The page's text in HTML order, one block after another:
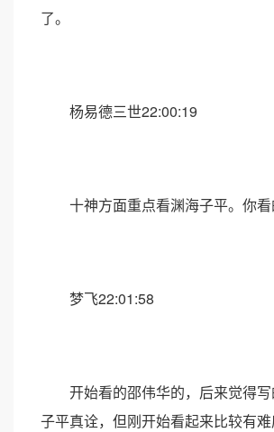
了。
杨易德三世22:00:19
十神方面重点看渊海子平。你看
梦飞22:01:58
开始看的邵伟华的，后来觉得写
子平真诠，但刚开始看起来比较有